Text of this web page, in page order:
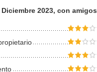
Diciembre 2023, con amigos